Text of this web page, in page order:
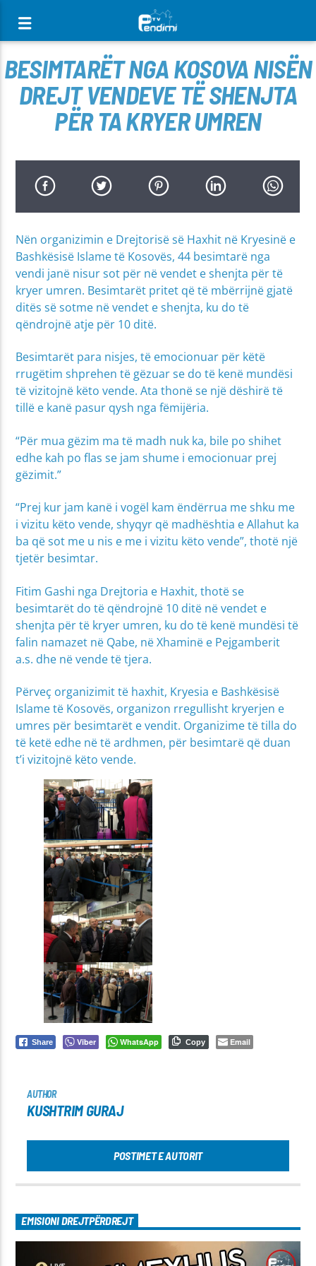
BESIMTARËT NGA KOSOVA NISËN
DREJT VENDEVE TË SHENJTA
PËR TA KRYER UMREN
Nën organizimin e Drejtorisë së Haxhit në Kryesinë e
Bashkësisë Islame të Kosovës, 44 besimtarë nga
vendi janë nisur sot për në vendet e shenjta për të
kryer umren. Besimtarët pritet që të mbërrijnë gjatë
ditës së sotme në vendet e shenjta, ku do të
qëndrojnë atje për 10 ditë.
Besimtarët para nisjes, të emocionuar për këtë
rrugëtim shprehen të gëzuar se do të kenë mundësi
të vizitojnë këto vende. Ata thonë se një dëshirë të
tillë e kanë pasur qysh nga fëmijëria.
“Për mua gëzim ma të madh nuk ka, bile po shihet
edhe kah po flas se jam shume i emocionuar prej
gëzimit.”
“Prej kur jam kanë i vogël kam ëndërrua me shku me
i vizitu këto vende, shyqyr që madhështia e Allahut ka
ba që sot me u nis e me i vizitu këto vende”, thotë një
tjetër besimtar.
Fitim Gashi nga Drejtoria e Haxhit, thotë se
besimtarët do të qëndrojnë 10 ditë në vendet e
shenjta për të kryer umren, ku do të kenë mundësi të
falin namazet në Qabe, në Xhaminë e Pejgamberit
a.s. dhe në vende të tjera.
Përveç organizimit të haxhit, Kryesia e Bashkësisë
Islame të Kosovës, organizon rregullisht kryerjen e
umres për besimtarët e vendit. Organizime të tilla do
të ketë edhe në të ardhmen, për besimtarë që duan
t’i vizitojnë këto vende.
Share Viber WhatsApp Copy Email
AUTHOR
KUSHTRIM GURAJ
POSTIMET E AUTORIT
EMISIONI DREJTPËRDREJT